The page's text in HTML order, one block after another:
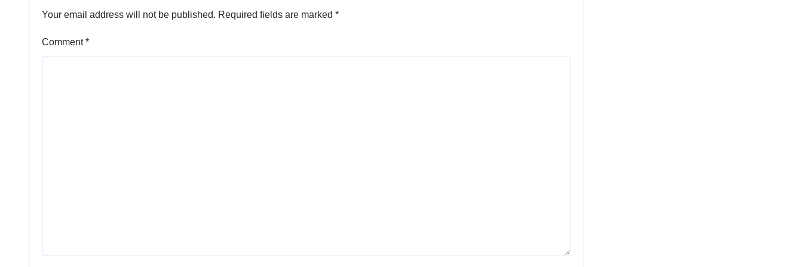
Your email address will not be published. Required fields are marked *
Comment*